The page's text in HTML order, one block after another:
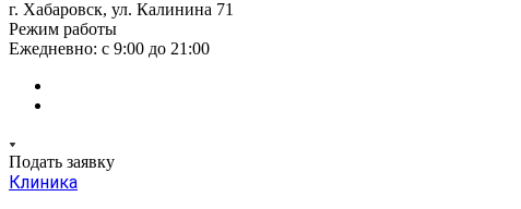
г. Хабаровск, ул. Калинина 71
Режим работы
Ежедневно: с 9:00 до 21:00
Подать заявку
Клиника